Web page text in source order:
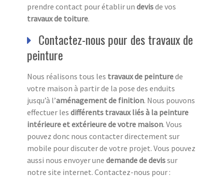
prendre contact pour établir un devisde vos
travaux de toiture.
Contactez-nous pour des travaux de
peinture
Nous réalisons tous les travaux de peinturede
votre maison à partir de la pose des enduits
jusqu’à l’aménagement de finition. Nous pouvons
effectuer les différents travaux liés à la peinture
intérieure et extérieure de votre maison. Vous
pouvez donc nous contacter directement sur
mobile pour discuter de votre projet. Vous pouvez
aussi nous envoyer une demande de devissur
notre site internet. Contactez-nous pour :